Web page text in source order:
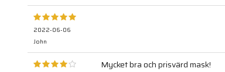
2022-06-06
John
Mycket bra och prisvärd mask!